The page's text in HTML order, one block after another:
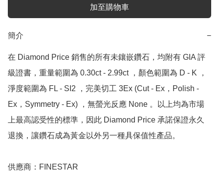
加至購物車
簡介 −
在 Diamond Price 銷售的所有未鑲嵌鑽石，均附有 GIA 評
級證書，重量範圍為 0.30ct - 2.99ct ，顏色範圍為 D - K ，
淨度範圍為 FL - SI2 ，完美切工 3Ex (Cut - Ex，Polish -
Ex，Symmetry - Ex) ，無螢光反應 None 。以上均為市場
上最高認受性的標準，因此 Diamond Price 承諾保證永久
退換，讓鑽石成為黃金以外另一種具保值性產品。
供應商：FINESTAR